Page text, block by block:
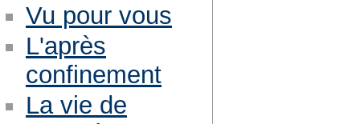
Vu pour vous
L'après
confinement
La vie de